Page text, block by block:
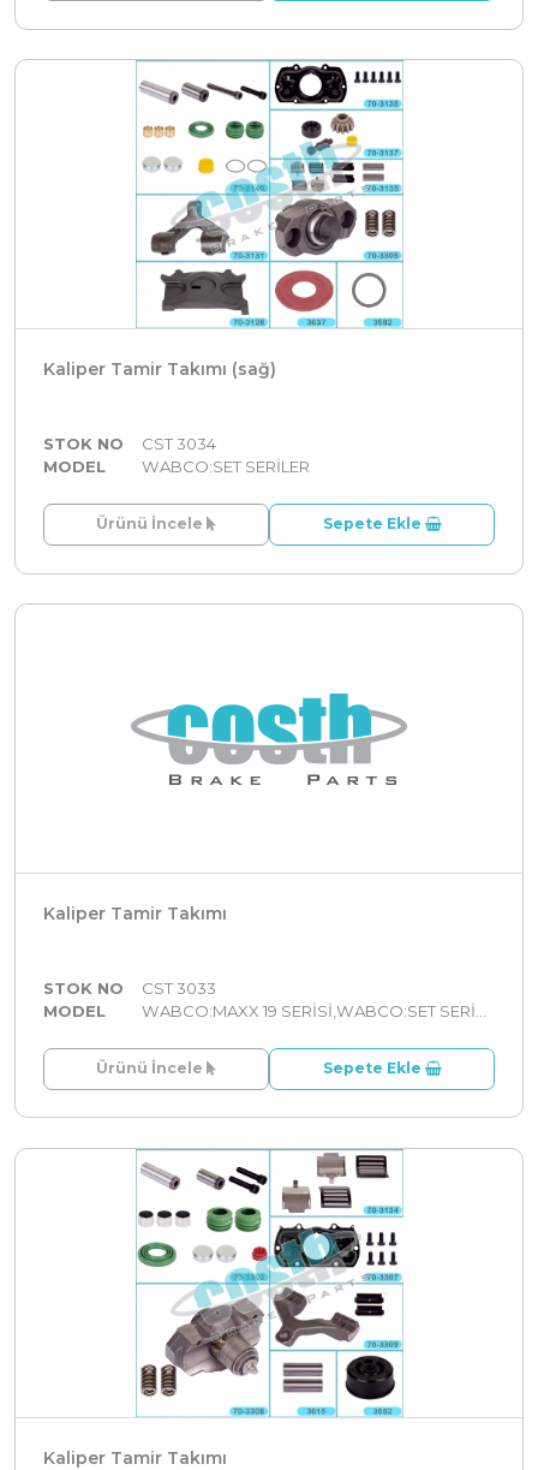
Kaliper Tamir Takımı (sağ)
STOK NO
CST 3034
MODEL
WABCO:SET SERİLER
Ürünü İncele Sepete Ekle
Kaliper Tamir Takımı
STOK NO
CST 3033
MODEL
Ürünü İncele Sepete Ekle
Kaliper Tamir Takımı